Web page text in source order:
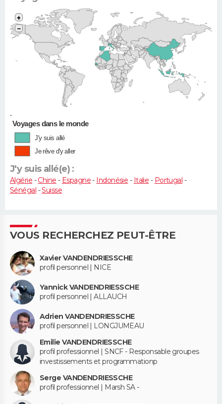
•
+
−
Voyages dans le monde
J'y suis allé
Je rêve d'y aller
J'y suis allé(e) :
Algérie -Chine - Espagne- Indonésie - Italie - Portugal -
Sénégal -Suisse
VOUS RECHERCHEZ PEUT-ÊTRE
Xavier VANDENDRIESSCHE
profil personnel | NICE
Yannick VANDENDRIESSCHE
profil personnel | ALLAUCH
Adrien VANDENDRIESSCHE
profil personnel | LONGJUMEAU
Emilie VANDENDRIESSCHE
profil professionnel | SNCF - Responsable groupes
investissements et programmationp
Serge VANDENDRIESSCHE
profil professionnel | Marsh SA -